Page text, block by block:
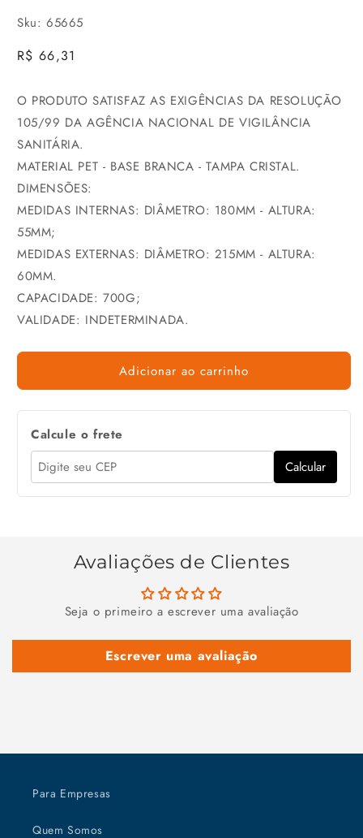
Sku: 65665
Preço
R$ 66,31
O PRODUTO SATISFAZ AS EXIGÊNCIAS DA RESOLUÇÃO
105/99 DA AGÊNCIA NACIONAL DE VIGILÂNCIA
SANITÁRIA.
MATERIAL PET - BASE BRANCA - TAMPA CRISTAL.
DIMENSÕES:
MEDIDAS INTERNAS: DIÂMETRO: 180MM - ALTURA:
55MM;
MEDIDAS EXTERNAS: DIÂMETRO: 215MM - ALTURA:
60MM.
CAPACIDADE: 700G;
VALIDADE: INDETERMINADA.
Adicionar ao carrinho
Calcule o frete
Calcular
Avaliações de Clientes
Seja o primeiro a escrever uma avaliação
Escrever uma avaliação
Para Empresas
Quem Somos